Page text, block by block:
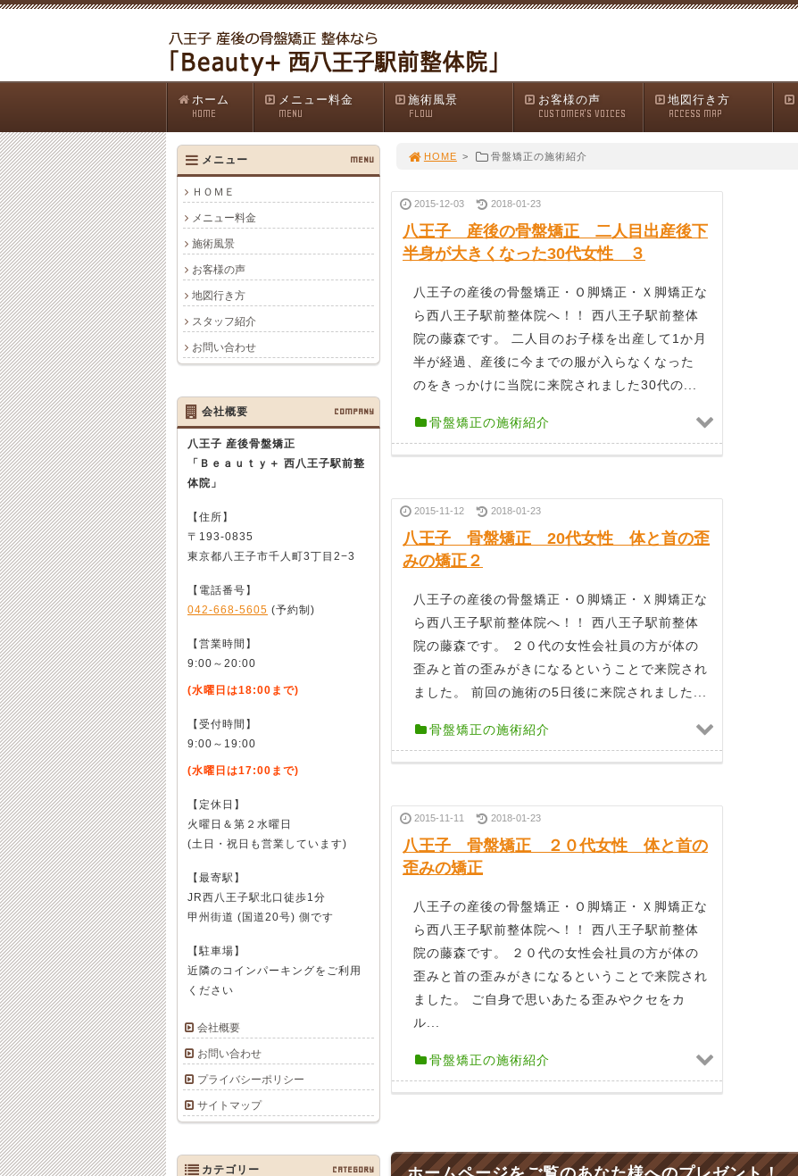
ホーム
HOME
メニュー料金
MENU
施術風景
FLOW
お客様の声
CUSTOMER'S VOICES
地図行き方
ACCESS MAP
HOME > 骨盤矯正の施術紹介
2015-12-03 2018-01-23
八王子 産後の骨盤矯正 二人目出産後下
半身が大きくなった30代女性 ３
八王子の産後の骨盤矯正・Ｏ脚矯正・Ｘ脚矯正な
ら西八王子駅前整体院へ！！ 西八王子駅前整体
院の藤森です。 二人目のお子様を出産して1か月
半が経過、産後に今までの服が入らなくなった
のをきっかけに当院に来院されました30代の...
骨盤矯正の施術紹介
2015-11-12 2018-01-23
八王子 骨盤矯正 20代女性 体と首の歪
みの矯正２
八王子の産後の骨盤矯正・Ｏ脚矯正・Ｘ脚矯正な
ら西八王子駅前整体院へ！！ 西八王子駅前整体
院の藤森です。 ２０代の女性会社員の方が体の
歪みと首の歪みがきになるということで来院され
ました。 前回の施術の5日後に来院されました...
骨盤矯正の施術紹介
2015-11-11 2018-01-23
八王子 骨盤矯正 ２０代女性 体と首の
歪みの矯正
八王子の産後の骨盤矯正・Ｏ脚矯正・Ｘ脚矯正な
ら西八王子駅前整体院へ！！ 西八王子駅前整体
院の藤森です。 ２０代の女性会社員の方が体の
歪みと首の歪みがきになるということで来院され
ました。 ご自身で思いあたる歪みやクセをカ
ル...
骨盤矯正の施術紹介
メニュー MENU
ＨＯＭＥ
メニュー料金
施術風景
お客様の声
地図行き方
スタッフ紹介
お問い合わせ
会社概要 COMPANY
八王子 産後骨盤矯正
「Ｂｅａｕｔｙ＋ 西八王子駅前整
体院」
【住所】
〒193-0835
東京都八王子市千人町3丁目2−3
【電話番号】
042-668-5605 (予約制)
【営業時間】
9:00～20:00
(水曜日は18:00まで)
【受付時間】
9:00～19:00
(水曜日は17:00まで)
【定休日】
火曜日＆第２水曜日
(土日・祝日も営業しています)
【最寄駅】
JR西八王子駅北口徒歩1分
甲州街道 (国道20号) 側です
【駐車場】
近隣のコインパーキングをご利用
ください
会社概要
お問い合わせ
プライバシーポリシー
サイトマップ
カテゴリー CATEGORY